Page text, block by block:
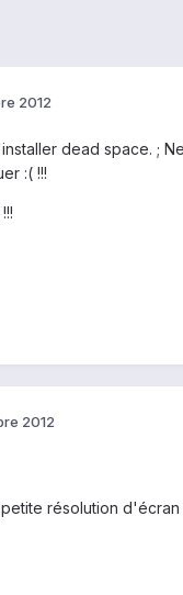
2012
dead space. ;
:( !!!
2012
résolution